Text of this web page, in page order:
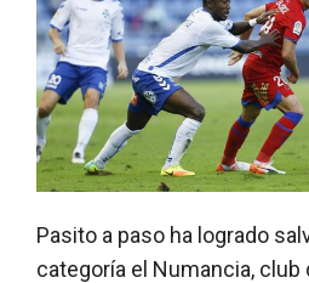
Pasito a paso ha logrado
categoría el Numancia, club